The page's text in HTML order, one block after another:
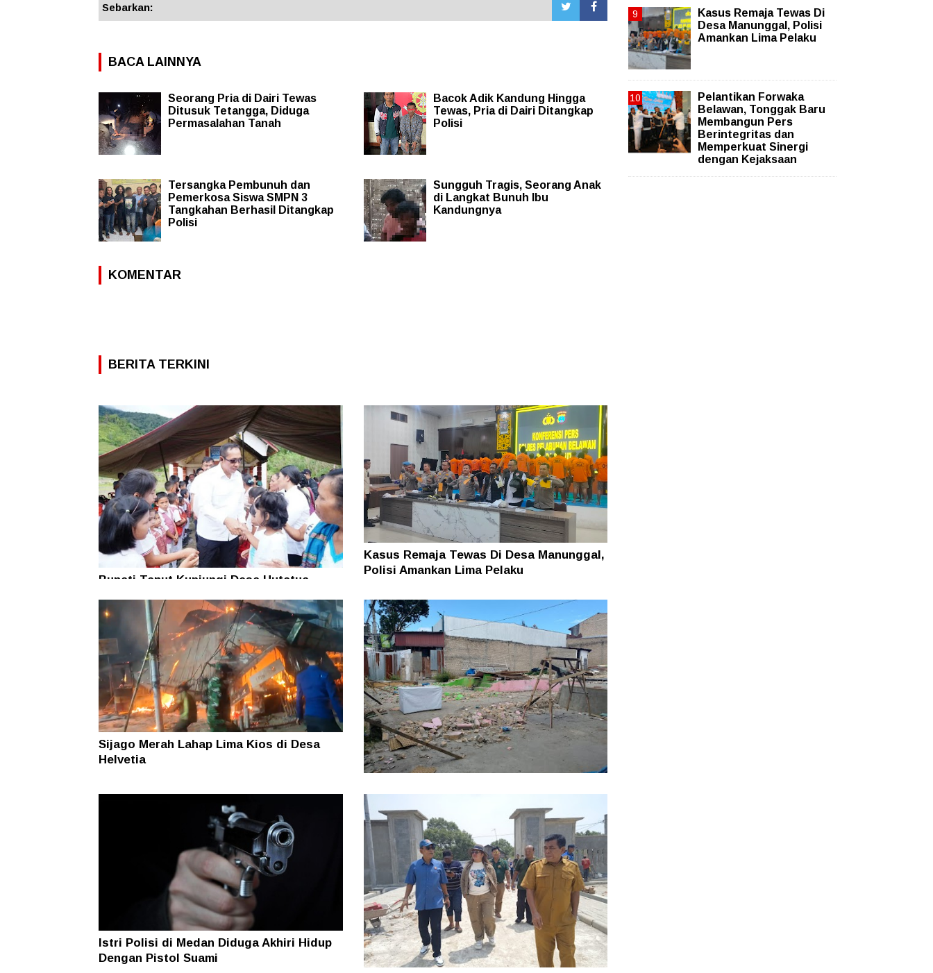
Sebarkan:
BACA LAINNYA
Seorang Pria di Dairi Tewas
Ditusuk Tetangga, Diduga
Permasalahan Tanah
Bacok Adik Kandung Hingga
Tewas, Pria di Dairi Ditangkap
Polisi
Tersangka Pembunuh dan
Pemerkosa Siswa SMPN 3
Tangkahan Berhasil Ditangkap
Polisi
Sungguh Tragis, Seorang Anak
di Langkat Bunuh Ibu
Kandungnya
KOMENTAR
BERITA TERKINI
Bupati Taput Kunjungi Desa Hutatua
Kesejahteraan Masyarakat
Kasus Remaja Tewas Di Desa Manunggal,
Polisi Amankan Lima Pelaku
Sijago Merah Lahap Lima Kios di Desa
Helvetia
Rugi puluhan Juta! Warga Sidikalang
Lapor ke Polres Dairi Gegara Tanah
Sengketa
Istri Polisi di Medan Diduga Akhiri Hidup
Dengan Pistol Suami
Kasus Remaja Tewas Di
Desa Manunggal, Polisi
Amankan Lima Pelaku
Pelantikan Forwaka
Belawan, Tonggak Baru
Membangun Pers
Berintegritas dan
Memperkuat Sinergi
dengan Kejaksaan